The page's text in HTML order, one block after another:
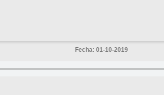
Fecha: 01-10-2019